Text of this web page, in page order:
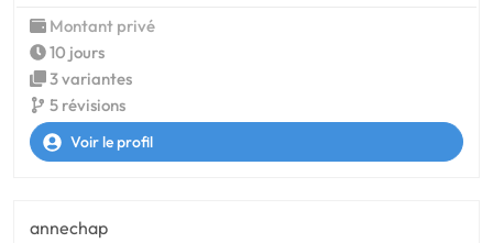
Montant privé
10 jours
3 variantes
5 révisions
Voir le profil
annechap